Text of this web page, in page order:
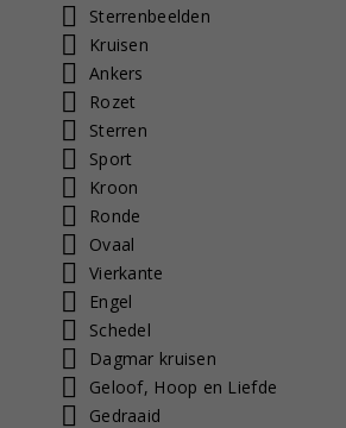
Sterrenbeelden
Kruisen
Ankers
Rozet
Sterren
Sport
Kroon
Ronde
Ovaal
Vierkante
Engel
Schedel
Dagmar kruisen
Geloof, Hoop en Liefde
Gedraaid